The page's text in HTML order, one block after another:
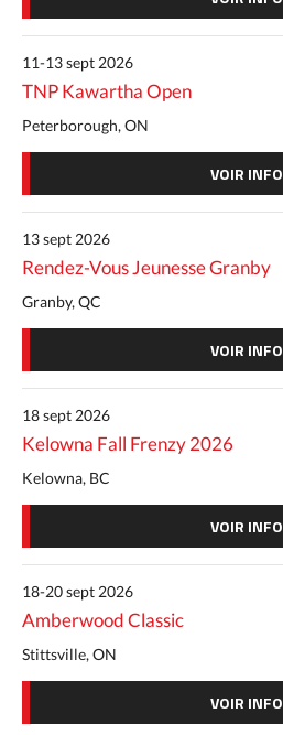
11-13 sept 2026
TNP Kawartha Open
Peterborough, ON
VOIR INFO
13 sept 2026
Rendez-Vous Jeunesse Granby
Granby, QC
VOIR INFO
18 sept 2026
Kelowna Fall Frenzy 2026
Kelowna, BC
VOIR INFO
18-20 sept 2026
Amberwood Classic
Stittsville, ON
VOIR INFO